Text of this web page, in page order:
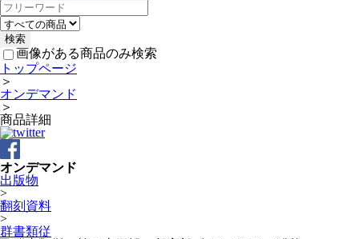
画像がある商品のみ検索
トップページ
＞
オンデマンド
＞
商品詳細
オンデマンド
出版物
>
翻刻資料
>
群書類従